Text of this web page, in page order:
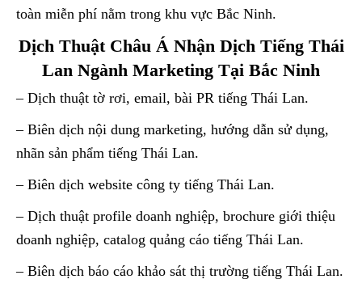
toàn miễn phí nằm trong khu vực Bắc Ninh.
Dịch Thuật Châu Á Nhận Dịch Tiếng Thái
Lan Ngành Marketing Tại Bắc Ninh
– Dịch thuật tờ rơi, email, bài PR tiếng Thái Lan.
– Biên dịch nội dung marketing, hướng dẫn sử dụng,
nhãn sản phẩm tiếng Thái Lan.
– Biên dịch website công ty tiếng Thái Lan.
– Dịch thuật profile doanh nghiệp, brochure giới thiệu
doanh nghiệp, catalog quảng cáo tiếng Thái Lan.
– Biên dịch báo cáo khảo sát thị trường tiếng Thái Lan.